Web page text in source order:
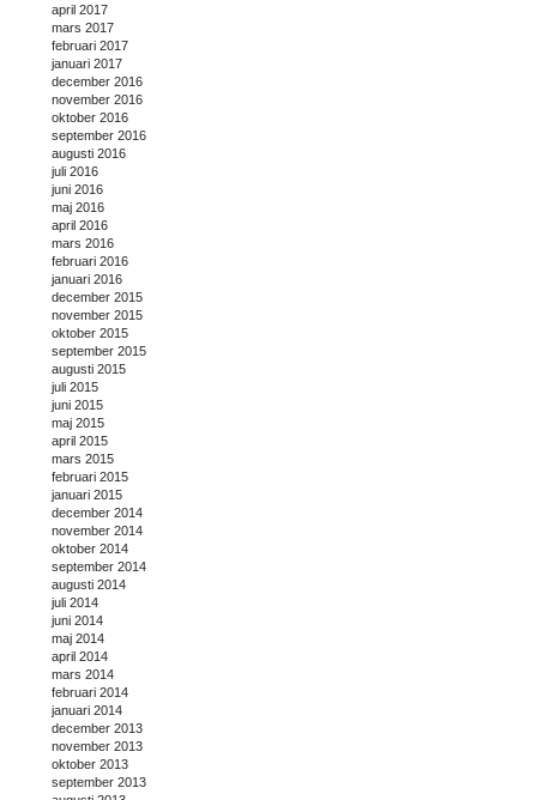
april 2017
mars 2017
februari 2017
januari 2017
december 2016
november 2016
oktober 2016
september 2016
augusti 2016
juli 2016
juni 2016
maj 2016
april 2016
mars 2016
februari 2016
januari 2016
december 2015
november 2015
oktober 2015
september 2015
augusti 2015
juli 2015
juni 2015
maj 2015
april 2015
mars 2015
februari 2015
januari 2015
december 2014
november 2014
oktober 2014
september 2014
augusti 2014
juli 2014
juni 2014
maj 2014
april 2014
mars 2014
februari 2014
januari 2014
december 2013
november 2013
oktober 2013
september 2013